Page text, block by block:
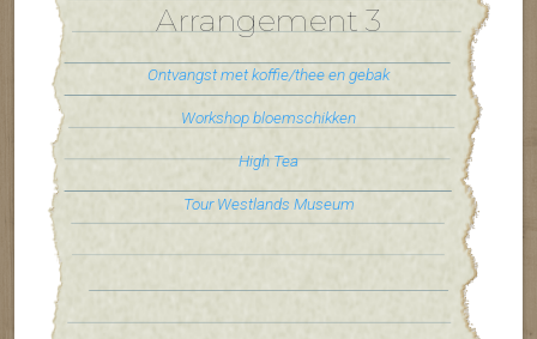
Arrangement 3
Ontvangst met koffie/thee en gebak
Workshop bloemschikken
High Tea
Tour Westlands Museum